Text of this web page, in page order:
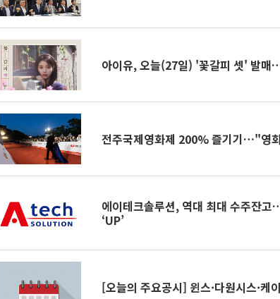
아이유, 오늘(27일) '꽃갈피 셋' 발매
전주국제영화제 200% 즐기기…"영
에이테크솔루션, 역대 최대 수주잔
‘UP’
[오늘의 주요공시] 윈스·다원시스·케